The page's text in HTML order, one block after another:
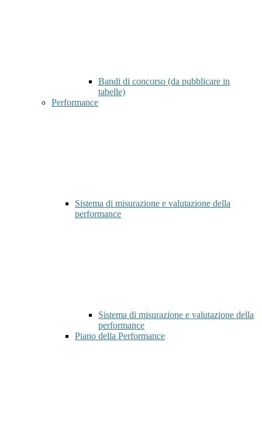
Bandi di concorso (da pubblicare in
tabelle)
Performance
Sistema di misurazione e valutazione della
performance
Sistema di misurazione e valutazione della
performance
Piano della Performance